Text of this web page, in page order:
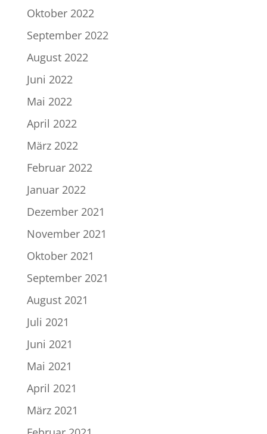
Oktober 2022
September 2022
August 2022
Juni 2022
Mai 2022
April 2022
März 2022
Februar 2022
Januar 2022
Dezember 2021
November 2021
Oktober 2021
September 2021
August 2021
Juli 2021
Juni 2021
Mai 2021
April 2021
März 2021